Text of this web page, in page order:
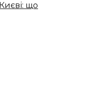
що